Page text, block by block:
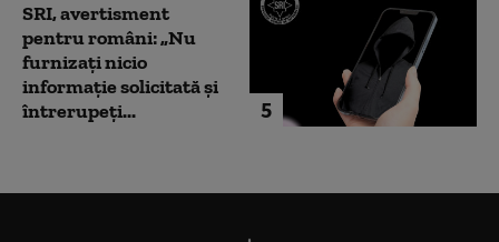
5
SRI, avertisment
pentru români: „Nu
furnizați nicio
informație solicitată și
întrerupeți...